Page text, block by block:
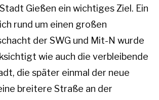
Gießen ein wichtiges Ziel. Ein
rund um einen großen
der SWG und Mit-N wurde
wie auch die verbleibende
die später einmal der neue
breitere Straße an der